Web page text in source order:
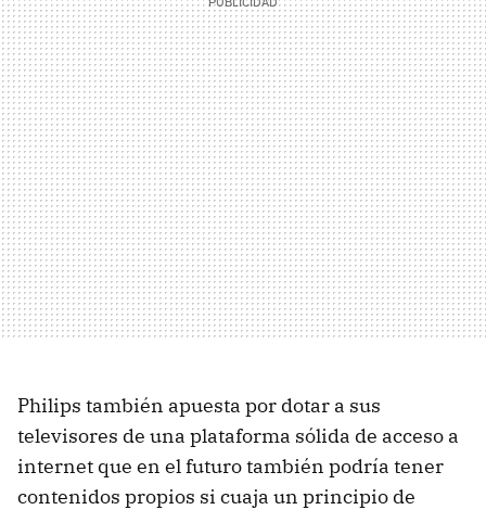
Philips también apuesta por dotar a sus
televisores de una plataforma sólida de acceso a
internet que en el futuro también podría tener
contenidos propios si cuaja un principio de